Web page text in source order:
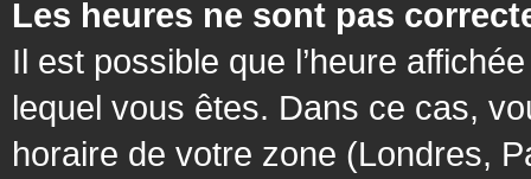
Les heures ne sont pas
Il est possible que l’heure
lequel vous êtes. Dans ce cas,
horaire de votre zone (Londres,